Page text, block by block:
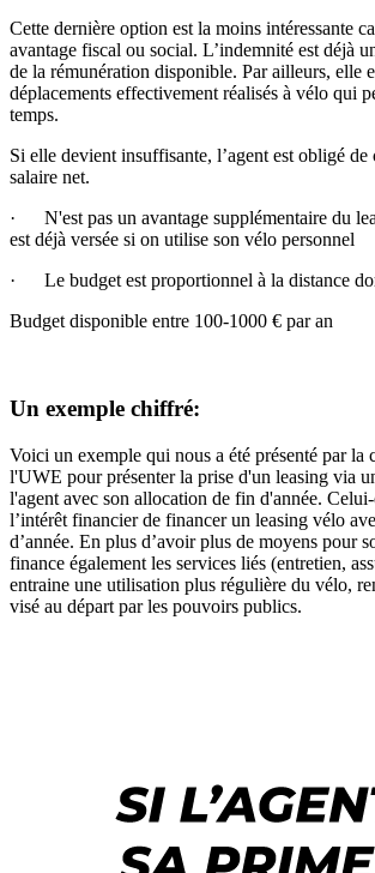
Cette dernière option est la moins intéressante
avantage fiscal ou social. L’indemnité est déjà
de la rémunération disponible. Par ailleurs, elle
déplacements effectivement réalisés à vélo qui
temps.
Si elle devient insuffisante, l’agent est obligé de
salaire net.
· N'est pas un avantage supplémentaire du
est déjà versée si on utilise son vélo personnel
· Le budget est proportionnel à la distance
Budget disponible entre 100-1000 € par an
Un exemple chiffré:
Voici un exemple qui nous a été présenté par la
l'UWE pour présenter la prise d'un leasing via
l'agent avec son allocation de fin d'année.
l’intérêt financier de financer un leasing vélo
d’année. En plus d’avoir plus de moyens pour
finance également les services liés (entretien,
entraine une utilisation plus régulière du vélo,
visé au départ par les pouvoirs publics.